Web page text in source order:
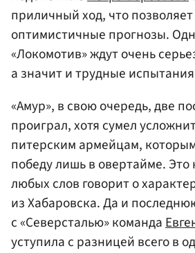
приличный ход, что
оптимистичные прогнозы.
«Локомотив» ждут очень
а значит и трудные
«Амур», в свою очередь, две
проиграл, хотя сумел
питерским армейцам,
победу лишь в овертайме. Это
любых слов говорит о
из Хабаровска. Да и
с «Северсталью» команда
уступила с разницей всего в